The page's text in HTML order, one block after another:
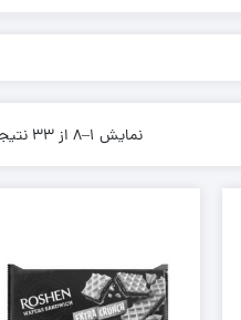
نمایش 1–8 از 33 نتیجه